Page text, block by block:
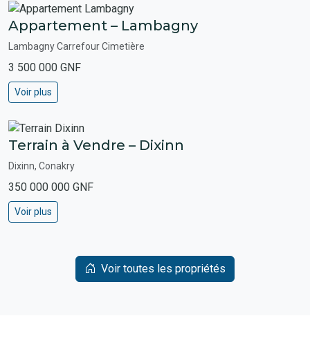
Appartement – Lambagny
Lambagny Carrefour Cimetière
3 500 000 GNF
Voir plus
Terrain à Vendre – Dixinn
Dixinn, Conakry
350 000 000 GNF
Voir plus
Voir toutes les propriétés